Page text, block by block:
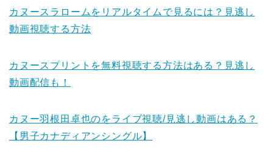
カヌースラロームをリアルタイムで見るには？見逃し
動画視聴する方法
カヌースプリントを無料視聴する方法はある？見逃し
動画配信も！
カヌー羽根田卓也のをライブ視聴/見逃し動画はある？
【男子カナディアンシングル】